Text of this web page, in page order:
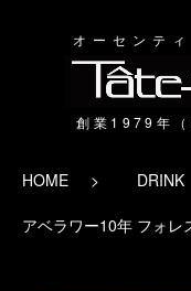
オーセンティックバー
HOME DRINK
アベラワー10年 フォレ